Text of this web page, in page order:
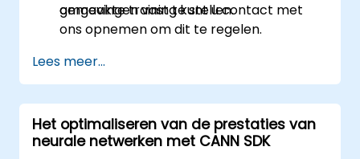
omgevingen vast te stellen.
gemaakte training kunt u contact met
ons opnemen om dit te regelen.
Lees meer...
Het optimaliseren van de prestaties van
neurale netwerken met CANN SDK